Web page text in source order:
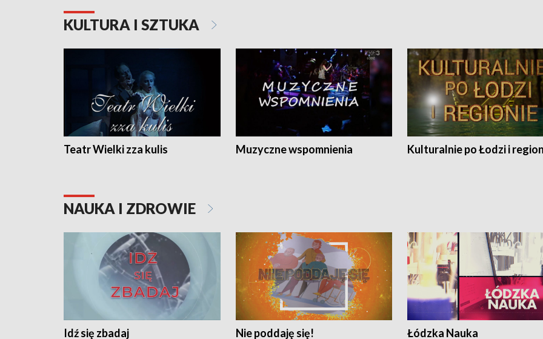
KULTURA I SZTUKA
Teatr Wielki zza kulis Muzyczne wspomnienia Kulturalnie po Łodzi i
NAUKA I ZDROWIE
Idź się zbadaj Nie poddaję się! Łódzka Nauka